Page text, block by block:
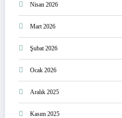
Nisan 2026
Mart 2026
Şubat 2026
Ocak 2026
Aralık 2025
Kasım 2025